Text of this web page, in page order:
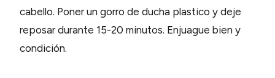
cabello. Poner un gorro de ducha plastico y deje
reposar durante 15-20 minutos. Enjuague bien y
condición.